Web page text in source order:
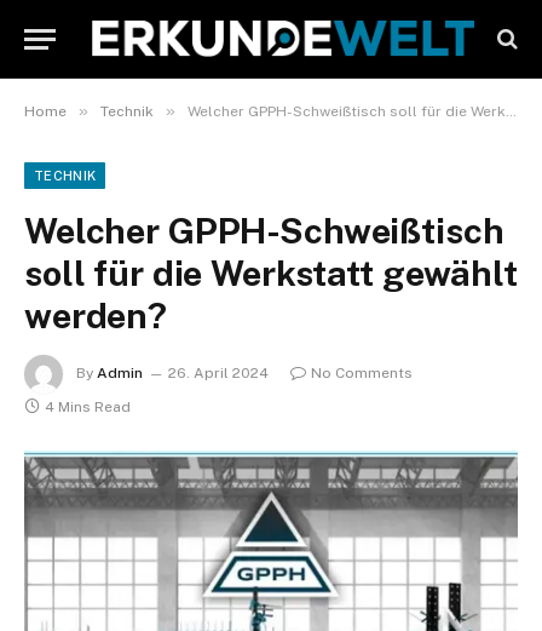
Home » Technik » Welcher GPPH-Schweißtisch soll für die Werkstatt gewählt werden?
TECHNIK
Welcher GPPH-Schweißtisch
soll für die Werkstatt gewählt
werden?
By Admin 26. April 2024
No Comments
4 Mins Read